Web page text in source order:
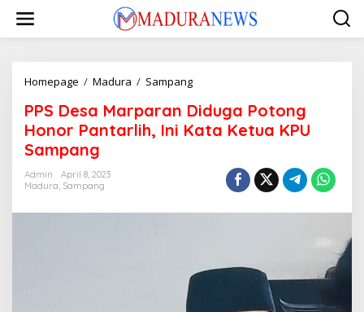
konten
Homepage / Madura / SampangPPS
Marparan
Diduga
Potong
Pantarlih,
Ketua
PPS Desa Marparan Diduga Potong
Honor Pantarlih, Ini Kata Ketua KPU
Sampang
Admin
April 8, 2023
Madura, Sampang